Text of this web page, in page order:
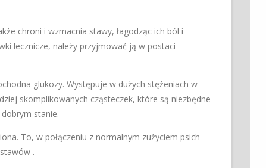
chroni i wzmacnia stawy, łagodząc ich ból i
lecznicze, należy przyjmować ją w postaci
glukozy. Występuje w dużych stężeniach w
skomplikowanych cząsteczek, które są niezbędne
stanie.
To, w połączeniu z normalnym zużyciem psich
.